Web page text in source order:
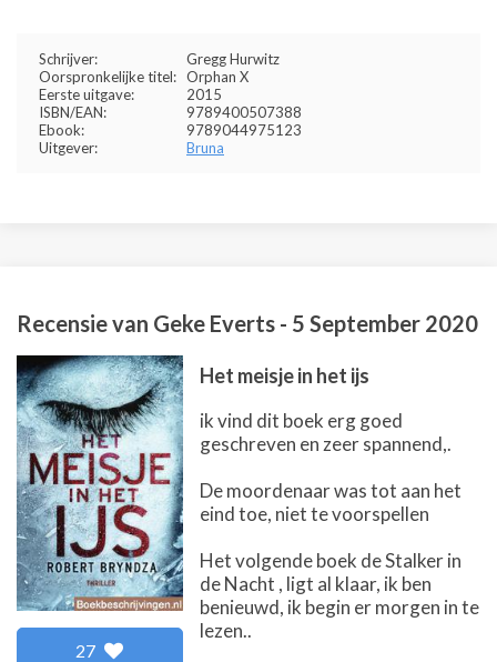
Schrijver:
Gregg Hurwitz
Oorspronkelijke titel: Orphan X
Eerste uitgave:
2015
ISBN/EAN:
9789400507388
Ebook:
9789044975123
Uitgever:
Bruna
Recensie van Geke Everts - 5 September 2020
27
Het meisje in het ijs
ik vind dit boek erg goed
geschreven en zeer spannend,.
De moordenaar was tot aan het
eind toe, niet te voorspellen
Het volgende boek de Stalker in
de Nacht , ligt al klaar, ik ben
benieuwd, ik begin er morgen in te
lezen..